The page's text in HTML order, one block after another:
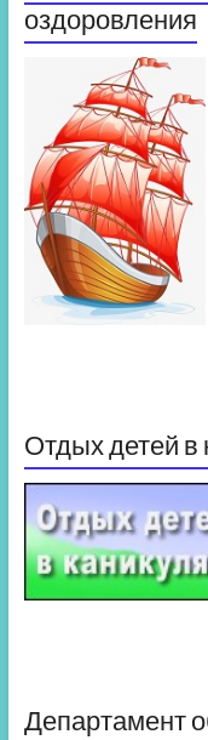
оздоровления
Отдых детей в
Департамент